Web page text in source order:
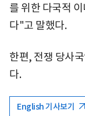
를 위한 다국적
다"고 말했다.
한편, 전쟁 당사
다.
English 기사보기